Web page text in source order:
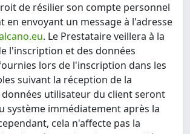
de résilier son compte personnel
en envoyant un message à l'adresse
. Le Prestataire veillera à la
l'inscription et des données
lors de l'inscription dans les
suivant la réception de la
données utilisateur du client seront
système immédiatement après la
cela n'affecte pas la